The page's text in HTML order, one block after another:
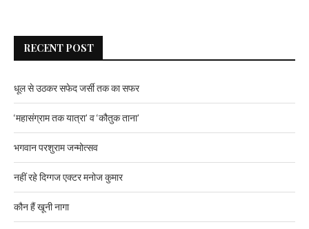
RECENT POST
धूल से उठकर सफेद जर्सी तक का सफर
‘महासंग्राम तक यात्रा’ व ‘कौतुक ताना’
भगवान परशुराम जन्मोत्सव
नहीं रहे दिग्गज एक्टर मनोज कुमार
कौन हैं खूनी नागा